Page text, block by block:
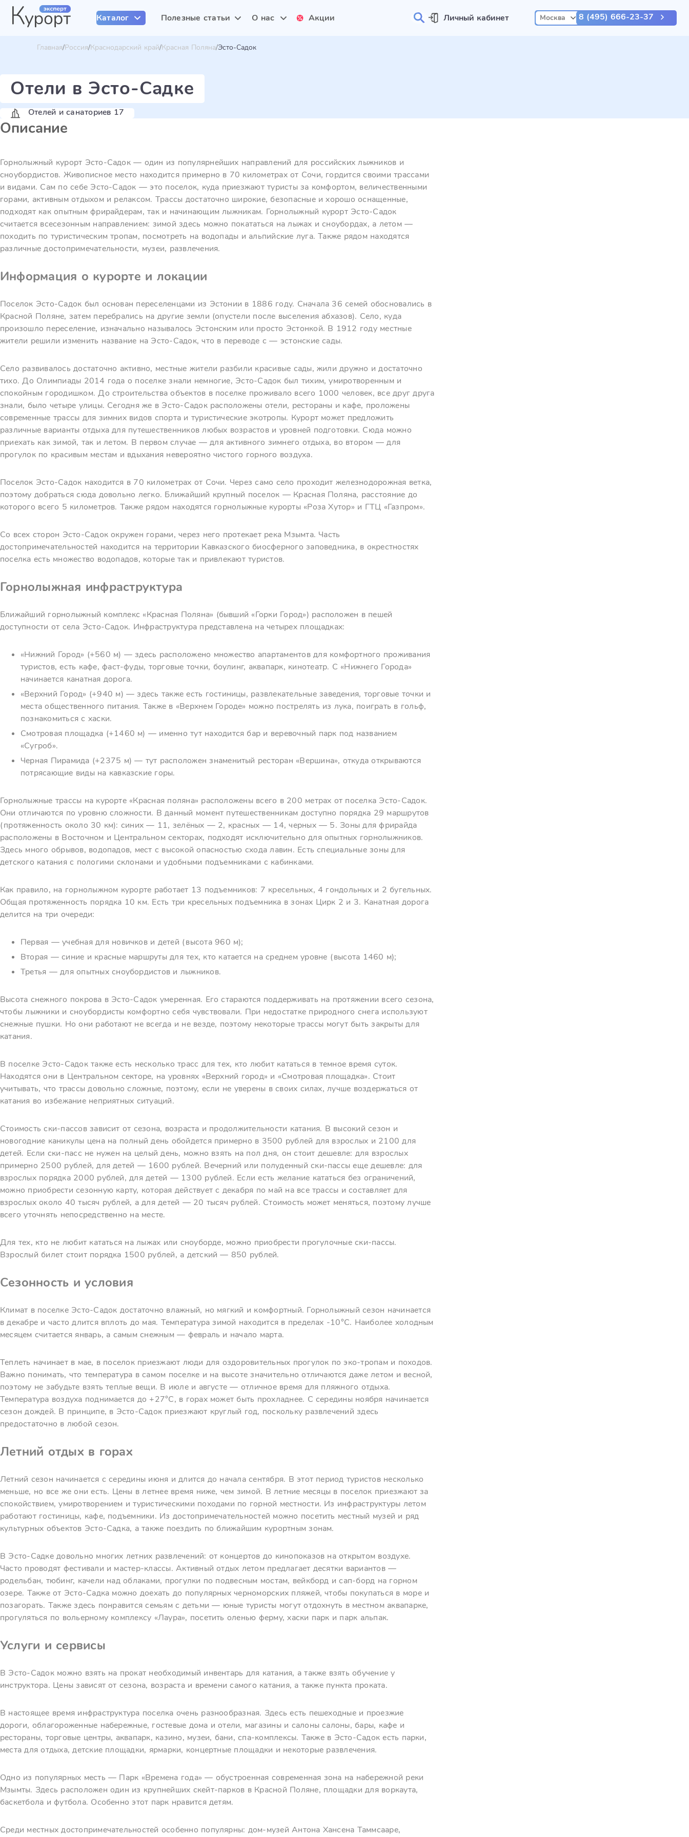
Каталог Полезные статьи О нас Акции Личный кабинет Москва 8 (495) 666-23-37
Главная Россия Краснодарский край Красная Поляна Эсто-Садок
Отели в Эсто-Садке
Отелей и санаториев 17
Описание
Горнолыжный курорт Эсто-Садок — один из популярнейших направлений для российских лыжников и
сноубордистов. Живописное место находится примерно в 70 километрах от Сочи, гордится своими трассами
и видами. Сам по себе Эсто-Садок — это поселок, куда приезжают туристы за комфортом, величественными
горами, активным отдыхом и релаксом. Трассы достаточно широкие, безопасные и хорошо оснащенные,
подходят как опытным фрирайдерам, так и начинающим лыжникам. Горнолыжный курорт Эсто-Садок
считается всесезонным направлением: зимой здесь можно покататься на лыжах и сноубордах, а летом —
походить по туристическим тропам, посмотреть на водопады и альпийские луга. Также рядом находятся
различные достопримечательности, музеи, развлечения.
Информация о курорте и локации
Поселок Эсто-Садок был основан переселенцами из Эстонии в 1886 году. Сначала 36 семей обосновались в
Красной Поляне, затем перебрались на другие земли (опустели после выселения абхазов). Село, куда
произошло переселение, изначально называлось Эстонским или просто Эстонкой. В 1912 году местные
жители решили изменить название на Эсто‑Садок, что в переводе с — эстонские сады.
Село развивалось достаточно активно, местные жители разбили красивые сады, жили дружно и достаточно
тихо. До Олимпиады 2014 года о поселке знали немногие, Эсто-Садок был тихим, умиротворенным и
спокойным городишком. До строительства объектов в поселке проживало всего 1000 человек, все друг друга
знали, было четыре улицы. Сегодня же в Эсто-Садок расположены отели, рестораны и кафе, проложены
современные трассы для зимних видов спорта и туристические экотропы. Курорт может предложить
различные варианты отдыха для путешественников любых возрастов и уровней подготовки. Сюда можно
приехать как зимой, так и летом. В первом случае — для активного зимнего отдыха, во втором — для
прогулок по красивым местам и вдыхания невероятно чистого горного воздуха.
Поселок Эсто‑Садок находится в 70 километрах от Сочи. Через само село проходит железнодорожная ветка,
поэтому добраться сюда довольно легко. Ближайший крупный поселок — Красная Поляна, расстояние до
которого всего 5 километров. Также рядом находятся горнолыжные курорты «Роза Хутор» и ГТЦ «Газпром».
Со всех сторон Эсто‑Садок окружен горами, через него протекает река Мзымта. Часть
достопримечательностей находится на территории Кавказского биосферного заповедника, в окрестностях
поселка есть множество водопадов, которые так и привлекают туристов.
Горнолыжная инфраструктура
Ближайший горнолыжный комплекс «Красная Поляна» (бывший «Горки Город») расположен в пешей
доступности от села Эсто-Садок. Инфраструктура представлена на четырех площадках:
«Нижний Город» (+560 м) — здесь расположено множество апартаментов для комфортного проживания
туристов, есть кафе, фаст-фуды, торговые точки, боулинг, аквапарк, кинотеатр. С «Нижнего Города»
начинается канатная дорога.
«Верхний Город» (+940 м) — здесь также есть гостиницы, развлекательные заведения, торговые точки и
места общественного питания. Также в «Верхнем Городе» можно пострелять из лука, поиграть в гольф,
познакомиться с хаски.
Смотровая площадка (+1460 м) — именно тут находится бар и веревочный парк под названием
«Сугроб».
Черная Пирамида (+2375 м) — тут расположен знаменитый ресторан «Вершина», откуда открываются
потрясающие виды на кавказские горы.
Горнолыжные трассы на курорте «Красная поляна» расположены всего в 200 метрах от поселка Эсто-Садок.
Они отличаются по уровню сложности. В данный момент путешественникам доступно порядка 29 маршрутов
(протяженность около 30 км): синих — 11, зелёных — 2, красных — 14, черных — 5. Зоны для фрирайда
расположены в Восточном и Центральном секторах, подходят исключительно для опытных горнолыжников.
Здесь много обрывов, водопадов, мест с высокой опасностью схода лавин. Есть специальные зоны для
детского катания с пологими склонами и удобными подъемниками с кабинками.
Как правило, на горнолыжном курорте работает 13 подъемников: 7 кресельных, 4 гондольных и 2 бугельных.
Общая протяженность порядка 10 км. Есть три кресельных подъемника в зонах Цирк 2 и 3. Канатная дорога
делится на три очереди:
Первая — учебная для новичков и детей (высота 960 м);
Вторая — синие и красные маршруты для тех, кто катается на среднем уровне (высота 1460 м);
Третья — для опытных сноубордистов и лыжников.
Высота снежного покрова в Эсто-Садок умеренная. Его стараются поддерживать на протяжении всего сезона,
чтобы лыжники и сноубордисты комфортно себя чувствовали. При недостатке природного снега используют
снежные пушки. Но они работают не всегда и не везде, поэтому некоторые трассы могут быть закрыты для
катания.
В поселке Эсто-Садок также есть несколько трасс для тех, кто любит кататься в темное время суток.
Находятся они в Центральном секторе, на уровнях «Верхний город» и «Смотровая площадка». Стоит
учитывать, что трассы довольно сложные, поэтому, если не уверены в своих силах, лучше воздержаться от
катания во избежание неприятных ситуаций.
Стоимость ски-пассов зависит от сезона, возраста и продолжительности катания. В высокий сезон и
новогодние каникулы цена на полный день обойдется примерно в 3500 рублей для взрослых и 2100 для
детей. Если ски-пасс не нужен на целый день, можно взять на пол дня, он стоит дешевле: для взрослых
примерно 2500 рублей, для детей — 1600 рублей. Вечерний или полуденный ски-пассы еще дешевле: для
взрослых порядка 2000 рублей, для детей — 1300 рублей. Если есть желание кататься без ограничений,
можно приобрести сезонную карту, которая действует с декабря по май на все трассы и составляет для
взрослых около 40 тысяч рублей, а для детей — 20 тысяч рублей. Стоимость может меняться, поэтому лучше
всего уточнять непосредственно на месте.
Для тех, кто не любит кататься на лыжах или сноуборде, можно приобрести прогулочные ски-пассы.
Взрослый билет стоит порядка 1500 рублей, а детский — 850 рублей.
Сезонность и условия
Климат в поселке Эсто-Садок достаточно влажный, но мягкий и комфортный. Горнолыжный сезон начинается
в декабре и часто длится вплоть до мая. Температура зимой находится в пределах -10°C. Наиболее холодным
месяцем считается январь, а самым снежным — февраль и начало марта.
Теплеть начинает в мае, в поселок приезжают люди для оздоровительных прогулок по эко-тропам и походов.
Важно понимать, что температура в самом поселке и на высоте значительно отличаются даже летом и весной,
поэтому не забудьте взять теплые вещи. В июле и августе — отличное время для пляжного отдыха.
Температура воздуха поднимается до +27°C, в горах может быть прохладнее. С середины ноября начинается
сезон дождей. В принципе, в Эсто-Садок приезжают круглый год, поскольку развлечений здесь
предостаточно в любой сезон.
Летний отдых в горах
Летний сезон начинается с середины июня и длится до начала сентября. В этот период туристов несколько
меньше, но все же они есть. Цены в летнее время ниже, чем зимой. В летние месяцы в поселок приезжают за
спокойствием, умиротворением и туристическими походами по горной местности. Из инфраструктуры летом
работают гостиницы, кафе, подъемники. Из достопримечательностей можно посетить местный музей и ряд
культурных объектов Эсто-Садка, а также поездить по ближайшим курортным зонам.
В Эсто-Садке довольно многих летних развлечений: от концертов до кинопоказов на открытом воздухе.
Часто проводят фестивали и мастер-классы. Активный отдых летом предлагает десятки вариантов —
родельбан, тюбинг, качели над облаками, прогулки по подвесным мостам, вейкборд и сап-борд на горном
озере. Также от Эсто-Садка можно доехать до популярных черноморских пляжей, чтобы покупаться в море и
позагорать. Также здесь понравится семьям с детьми — юные туристы могут отдохнуть в местном аквапарке,
прогуляться по вольерному комплексу «Лаура», посетить оленью ферму, хаски парк и парк альпак.
Услуги и сервисы
В Эсто-Садок можно взять на прокат необходимый инвентарь для катания, а также взять обучение у
инструктора. Цены зависят от сезона, возраста и времени самого катания, а также пункта проката.
В настоящее время инфраструктура поселка очень разнообразная. Здесь есть пешеходные и проезжие
дороги, облагороженные набережные, гостевые дома и отели, магазины и салоны салоны, бары, кафе и
рестораны, торговые центры, аквапарк, казино, музеи, бани, спа-комплексы. Также в Эсто-Садок есть парки,
места для отдыха, детские площадки, ярмарки, концертные площадки и некоторые развлечения.
Одно из популярных месть — Парк «Времена года» — обустроенная современная зона на набережной реки
Мзымты. Здесь расположен один из крупнейших скейт-парков в Красной Поляне, площадки для воркаута,
баскетбола и футбола. Особенно этот парк нравится детям.
Среди местных достопримечательностей особенно популярны: дом-музей Антона Хансена Таммсааре,